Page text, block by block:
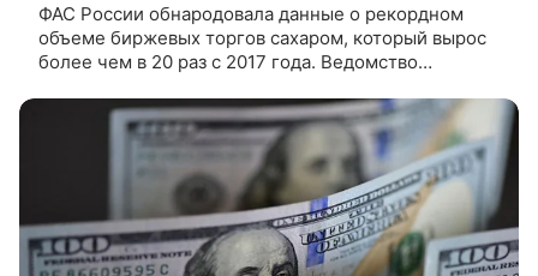
ФАС России обнародовала данные о рекордном
объеме биржевых торгов сахаром, который вырос
более чем в 20 раз с 2017 года. Ведомство
продолжает развивать биржевой